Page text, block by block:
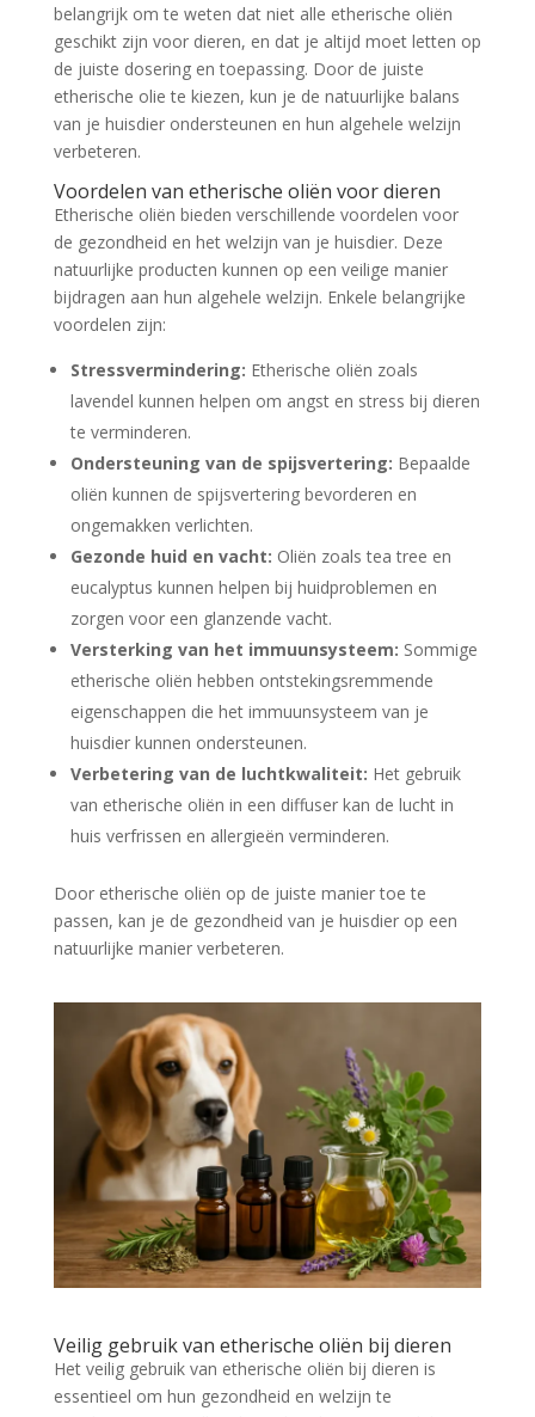
belangrijk om te weten dat niet alle etherische oliën
geschikt zijn voor dieren, en dat je altijd moet letten op
de juiste dosering en toepassing. Door de juiste
etherische olie te kiezen, kun je de natuurlijke balans
van je huisdier ondersteunen en hun algehele welzijn
verbeteren.
Voordelen van etherische oliën voor dieren
Etherische oliën bieden verschillende voordelen voor
de gezondheid en het welzijn van je huisdier. Deze
natuurlijke producten kunnen op een veilige manier
bijdragen aan hun algehele welzijn. Enkele belangrijke
voordelen zijn:
Stressvermindering: Etherische oliën zoals
lavendel kunnen helpen om angst en stress bij dieren
te verminderen.
Ondersteuning van de spijsvertering: Bepaalde
oliën kunnen de spijsvertering bevorderen en
ongemakken verlichten.
Gezonde huid en vacht: Oliën zoals tea tree en
eucalyptus kunnen helpen bij huidproblemen en
zorgen voor een glanzende vacht.
Versterking van het immuunsysteem: Sommige
etherische oliën hebben ontstekingsremmende
eigenschappen die het immuunsysteem van je
huisdier kunnen ondersteunen.
Verbetering van de luchtkwaliteit: Het gebruik
van etherische oliën in een diffuser kan de lucht in
huis verfrissen en allergieën verminderen.
Door etherische oliën op de juiste manier toe te
passen, kan je de gezondheid van je huisdier op een
natuurlijke manier verbeteren.
Veilig gebruik van etherische oliën bij dieren
Het veilig gebruik van etherische oliën bij dieren is
essentieel om hun gezondheid en welzijn te